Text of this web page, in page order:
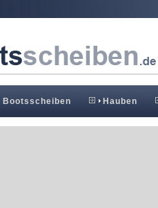
Bootsscheiben Hauben